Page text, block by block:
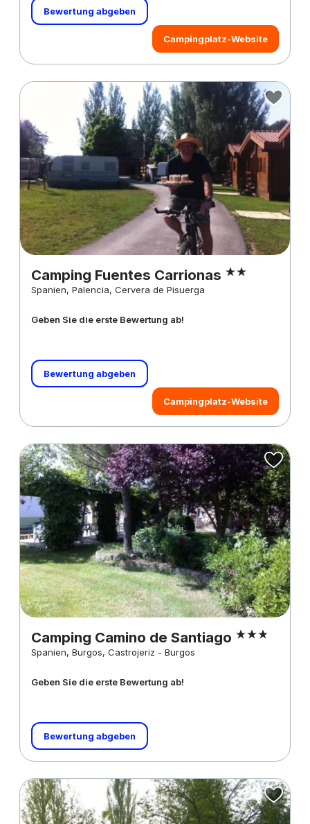
Bewertung abgeben
Campingplatz-Website
Camping Fuentes Carrionas
Spanien, Palencia, Cervera de Pisuerga
Geben Sie die erste Bewertung ab!
Bewertung abgeben
Campingplatz-Website
Camping Camino de Santiago
Spanien, Burgos, Castrojeriz - Burgos
Geben Sie die erste Bewertung ab!
Bewertung abgeben